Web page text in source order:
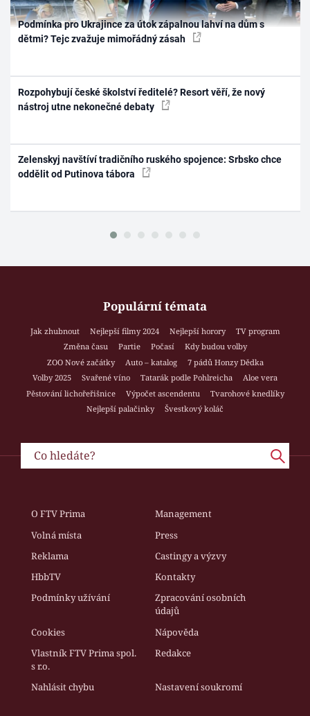
Podmínka pro Ukrajince za útok zápalnou lahví na dům s
dětmi? Tejc zvažuje mimořádný zásah
Rozpohybují české školství ředitelé? Resort věří, že nový
nástroj utne nekonečné debaty
Zelenskyj navštíví tradičního ruského spojence: Srbsko chce
oddělit od Putinova tábora
Populární témata
Jak zhubnout Nejlepší filmy 2024 Nejlepší horory
TV program
Změna času
Partie Počasí
Kdy budou volby
ZOO Nové začátky
Auto – katalog
7 pádů Honzy Dědka
Volby 2025
Svařené víno Tatarák podle Pohlreicha
Aloe vera
Pěstování lichořeřišnice
Výpočet ascendentu
Tvarohové knedlíky
Nejlepší palačinky
Švestkový koláč
O FTV Prima
Management
Volná místa
Press
Reklama
Castingy a výzvy
HbbTV
Kontakty
Podmínky užívání
Zpracování osobních
údajů
Cookies
Nápověda
Vlastník FTV Prima spol.
s r.o.
Redakce
Nahlásit chybu Nastavení soukromí